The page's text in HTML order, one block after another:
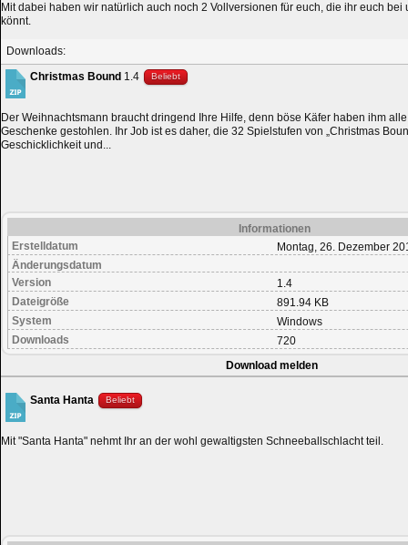
Mit dabei haben wir natürlich auch noch 2 Vollversionen für euch, die ihr euch
könnt.
Downloads:
Christmas Bound 1.4 Beliebt
Der Weihnachtsmann braucht dringend Ihre Hilfe, denn böse Käfer haben ihm alle
Geschenke gestohlen. Ihr Job ist es daher, die 32 Spielstufen von „Christmas
Geschicklichkeit und...
Informationen
Erstelldatum
Montag, 26. Dezember
Änderungsdatum
Version
1.4
Dateigröße
891.94 KB
System
Windows
Downloads
720
Download melden
Santa Hanta Beliebt
Mit "Santa Hanta" nehmt Ihr an der wohl gewaltigsten Schneeballschlacht teil.